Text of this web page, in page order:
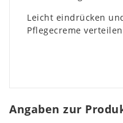
Leicht eindrücken
Pflegecreme
Angaben zur